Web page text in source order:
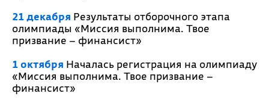
21 декабря Результаты отборочного этапа
олимпиады «Миссия выполнима. Твое
призвание – финансист»
1 октября Началась регистрация на олимпиаду
«Миссия выполнима. Твое призвание –
финансист»